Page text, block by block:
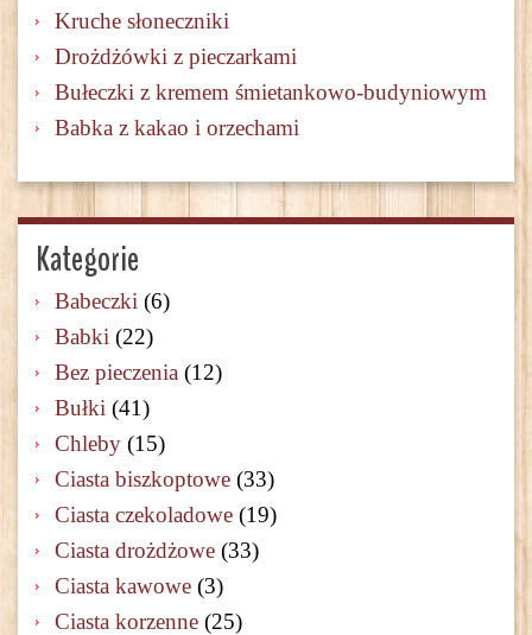
Kruche słoneczniki
Drożdżówki z pieczarkami
Bułeczki z kremem śmietankowo-budyniowym
Babka z kakao i orzechami
Kategorie
Babeczki (6)
Babki (22)
Bez pieczenia (12)
Bułki (41)
Chleby (15)
Ciasta biszkoptowe (33)
Ciasta czekoladowe (19)
Ciasta drożdżowe (33)
Ciasta kawowe (3)
Ciasta korzenne (25)